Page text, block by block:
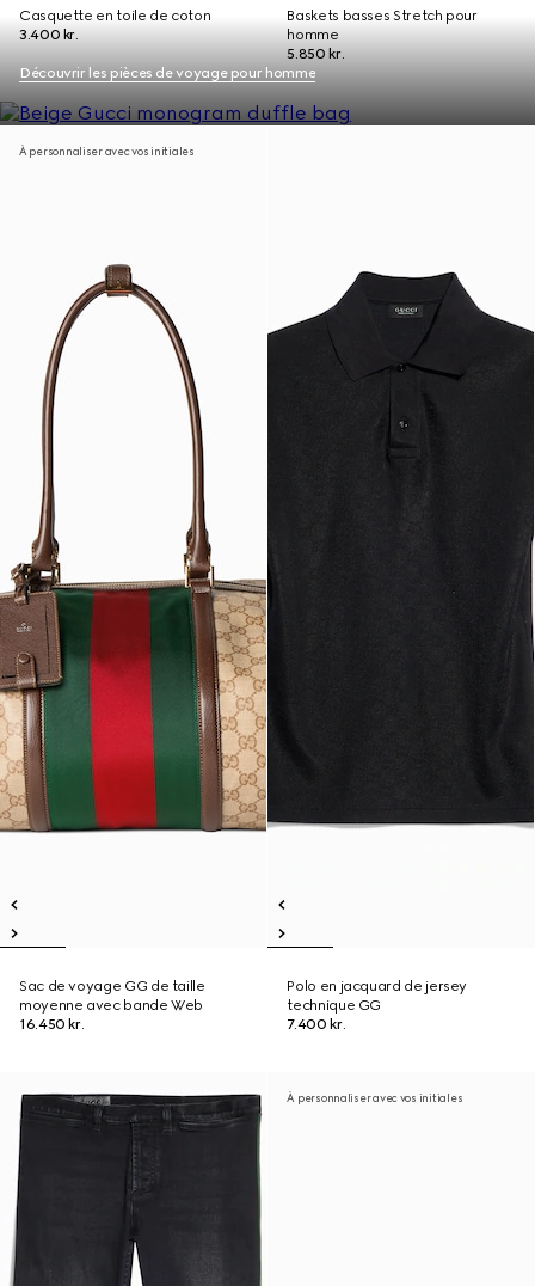
Casquette en toile de coton
3.400 kr.
Baskets basses Stretch pour
homme
5.850 kr.
Découvrir les pièces de voyage pour homme
À personnaliser avec vos initiales
Sac de voyage GG de taille
moyenne avec bande Web
16.450 kr.
Polo en jacquard de jersey
technique GG
7.400 kr.
À personnaliser avec vos initiales